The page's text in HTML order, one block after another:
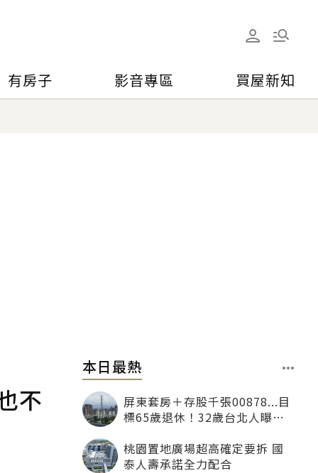
有房子 影音專區 買屋新知
不
本日最熱
屏東套房＋存股千張00878...目
標65歲退休！32歲台北人曝：
桃園置地廣場超高確定要拆 國
泰人壽承諾全力配合